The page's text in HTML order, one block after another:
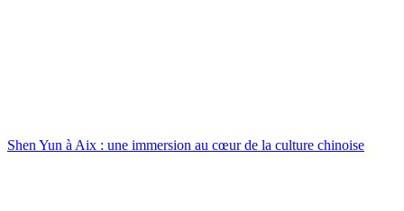
Shen Yun à Aix : une immersion au cœur de la culture chinoise